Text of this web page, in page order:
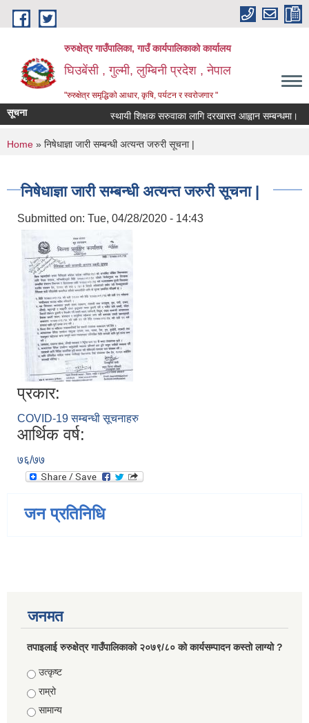
Skip to main content
रुरुक्षेत्र गाउँपालिका, गाउँ कार्यपालिकाको कार्यालय
घिउबेंसी , गुल्मी, लुम्बिनी प्रदेश , नेपाल
"रुरुक्षेत्र समृद्धिको आधार, कृषि, पर्यटन र स्वरोजगार "
सूचना स्थायी शिक्षक सरुवाका लागि दरखास्त आह्वान सम्बन्धमा।
You are here
Home » निषेधाज्ञा जारी सम्बन्धी अत्यन्त जरुरी सूचना |
निषेधाज्ञा जारी सम्बन्धी अत्यन्त जरुरी सूचना |
Submitted on: Tue, 04/28/2020 - 14:43
प्रकार:
COVID-19 सम्बन्धी सूचनाहरु
आर्थिक वर्ष:
७६/७७
जन प्रतिनिधि
जनमत
तपाइलाई रुरुक्षेत्र गाउँपालिकाको २०७९/८० को कार्यसम्पादन कस्तो लाग्यो ?
Choices
उत्कृष्ट
राम्रो
सामान्य